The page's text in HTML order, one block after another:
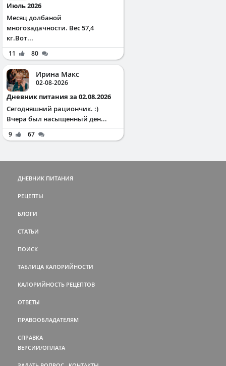
Июль 2026
Месяц долбаной
многозадачности. Вес 57,4
кг.Вот...
11 80
Ирина Макс
02-08-2026
Дневник питания за 02.08.2026
Сегодняшний рациончик. :)
Вчера был насыщенный ден...
9 67
ДНЕВНИК ПИТАНИЯ
РЕЦЕПТЫ
БЛОГИ
СТАТЬИ
ПОИСК
ТАБЛИЦА КАЛОРИЙНОСТИ
КАЛОРИЙНОСТЬ РЕЦЕПТОВ
ОТВЕТЫ
ПРАВООБЛАДАТЕЛЯМ
СПРАВКА
ВЕРСИИ/ОПЛАТА